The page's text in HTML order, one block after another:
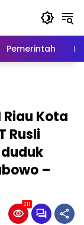
Pemerintah
Kota
Rusli
–
211